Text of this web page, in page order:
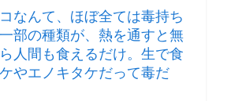
なんて、ほぼ全ては毒持ち
部の種類が、熱を通すと無
人間も食えるだけ。生で食
やエノキタケだって毒だ